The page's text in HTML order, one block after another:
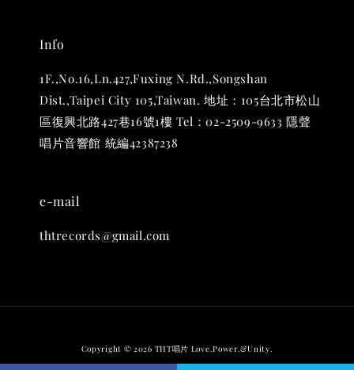
Info
1F.,No.16,Ln.427,Fuxing N.Rd.,Songshan
Dist.,Taipei City 105,Taiwan. 地址：105台北市松山
區復興北路427巷16號1樓 Tel：02-2509-9633 隱聲
唱片音響館 統編42387238
e-mail
thtrecords@gmail.com
Copyright © 2026 THT唱片 Love.Power.&Unity.